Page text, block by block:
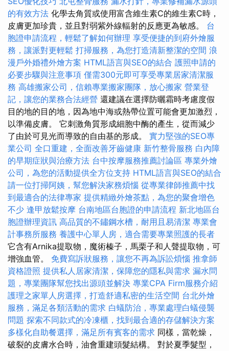
的有效方法 化學去角質或使用富含維生素C的維生素C時，
皮膚更加珍貴，並且對弱紫外線輻射的反應更為敏感。 台
胞證申請流程，輕鬆了解如何辦理 享受便捷的到府外燴服
務，讓派對更輕鬆 打掃服務，為您打造清新整潔的空間 浪
漫戶外婚禮外燴方案 HTML語言與SEO的結合 護照申請的
必要步驟與注意事項 僅需300元即可享受專業居家清潔服
務 高雄搬家公司，信賴專業搬家團隊，放心搬家 營業登
記，讓您的業務合法經營 還建議在選擇防曬霜時考慮度假
目的地的目的地，因為地中海或熱帶位置可能會更加激烈，
以準備皮膚。 它刺激角質形成細胞中酶的產生，從而減少
了由於可見光而導致的自由基的形成。 實力堅強的SEO專
業公司 全口重建，全面改善牙齒健康 新竹整骨服務 白內障
的早期症狀與治療方法 台中按摩服務推薦討論區 專業外燴
公司，為您的活動提供全方位支持 HTML語言與SEO的結合
請一位打掃阿姨，幫您解決家務煩惱 從專業律師推薦中找
到最適合的法律專家 提供精緻外燴茶點，為您的聚會增色
不少 逢甲放鬆按摩 台南地區台胞證的申請流程 新北地區台
胞證辦理資訊 高品質的不鏽鋼水槽，耐用且易清潔 專業會
計事務所服務 養護中心單人房，適合需要專業照護的長者
它含有Arnika提取物，魔術榛子，馬栗子和人聲提取物，可
增強血管。 免費寫訴狀服務，讓您不再為訴訟煩惱 推拿師
資格證照 提供私人居家清潔，保障您的隱私與需求 漏水問
題，專業團隊幫您找出源頭並解決 專業CPA Firm服務介紹
護理之家單人房選擇，打造舒適私密的生活空間 台北外燴
服務，滿足各類活動的需求 白蟻防治，專業處理白蟻侵襲
問題 探索不同款式的冷凍櫃，找到最合適的存儲解決方案
多樣化自助餐選擇，滿足所有賓客的需求 同樣，當乾燥，
破裂的皮膚水合時，油會重建頭髮結構。 對於夏季髮型，